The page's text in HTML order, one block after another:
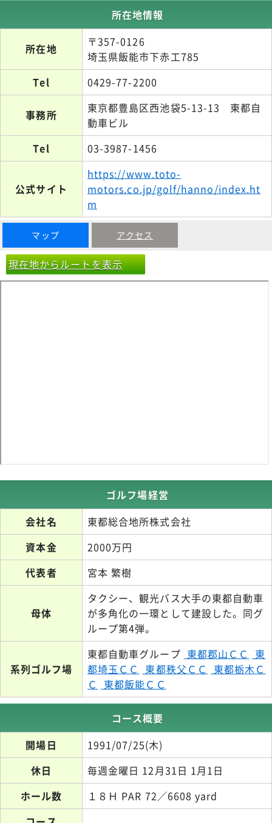
所在地情報
所在地
〒357-0126
埼玉県飯能市下赤工785
Tel
0429-77-2200
事務所
東京都豊島区西池袋5-13-13 東都自
動車ビル
Tel
03-3987-1456
公式サイト
https://www.toto-
motors.co.jp/golf/hanno/index.ht
m
マップ アクセス
現在地からルートを表示
ゴルフ場経営
会社名
東都総合地所株式会社
資本金
2000万円
代表者
宮本 繁樹
母体
タクシー、観光バス大手の東都自動車
が多角化の一環として建設した。同グ
ループ第4弾。
系列ゴルフ場
東都自動車グループ 東都郡山ＣＣ
東
都埼玉ＣＣ
東都秩父ＣＣ
東都栃木Ｃ
Ｃ
東都飯能ＣＣ
コース概要
開場日
1991/07/25(木)
休日
毎週金曜日 12月31日 1月1日
ホール数
１８Ｈ PAR 72／6608 yard